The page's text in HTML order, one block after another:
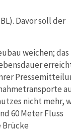
Davor soll der
weichen; das
nicht mehr,
60 Meter Fluss
Brücke